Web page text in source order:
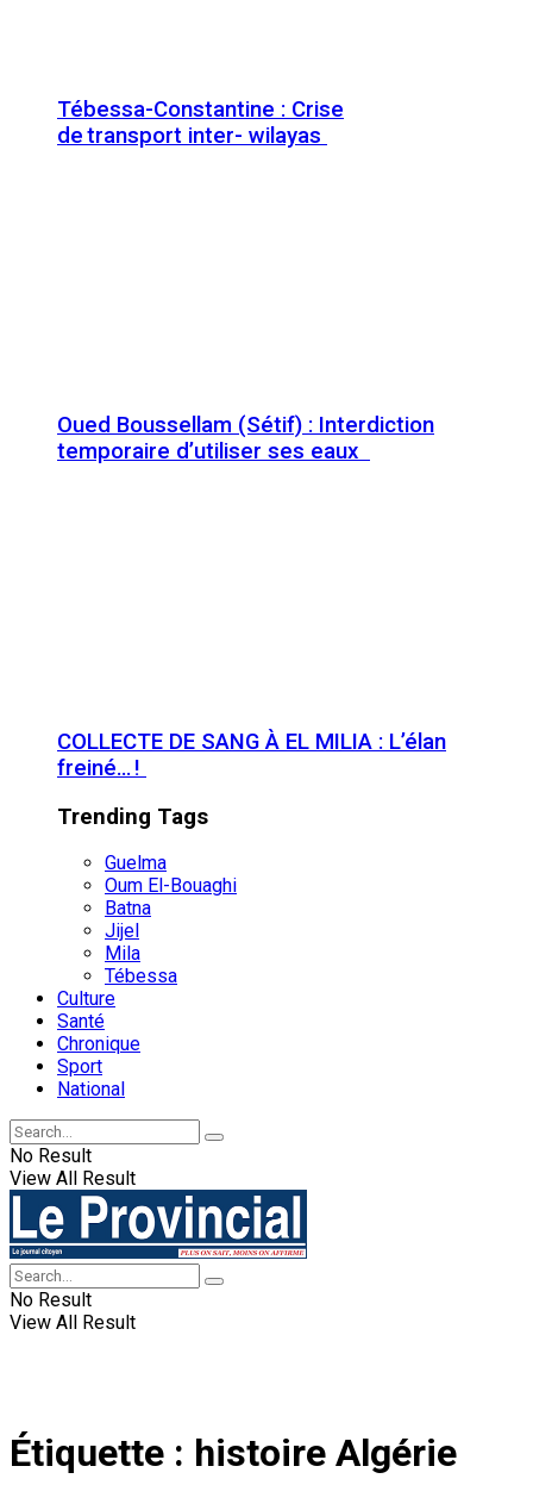
Tébessa-Constantine : Crise
de transport inter- wilayas
Oued Boussellam (Sétif) : Interdiction
temporaire d’utiliser ses eaux
COLLECTE DE SANG À EL MILIA : L’élan
freiné… !
Trending Tags
Guelma
Oum El-Bouaghi
Batna
Jijel
Mila
Tébessa
Culture
Santé
Chronique
Sport
National
No Result
View All Result
No Result
View All Result
Étiquette : histoire Algérie